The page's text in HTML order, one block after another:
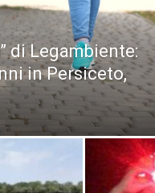
di Legambiente:
in Persiceto,